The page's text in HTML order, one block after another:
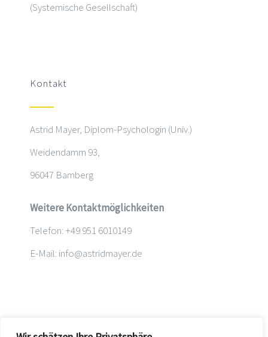
(Systemische Gesellschaft)
Kontakt
Astrid Mayer, Diplom-Psychologin (Univ.)
Weidendamm 93,
96047 Bamberg
Weitere Kontaktmöglichkeiten
Telefon: +49 951 6010149
E-Mail: info@astridmayer.de